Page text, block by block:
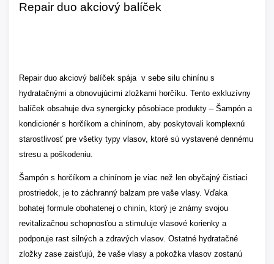
Repair duo akciový balíček
Repair duo akciový balíček spája v sebe silu chinínu s
hydratačnými a obnovujúcimi zložkami horčíku. Tento exkluzívny
balíček obsahuje dva synergicky pôsobiace produkty – Šampón a
kondicionér s horčíkom a chinínom, aby poskytovali komplexnú
starostlivosť pre všetky typy vlasov, ktoré sú vystavené dennému
stresu a poškodeniu.
Šampón s horčíkom a chinínom je viac než len obyčajný čistiaci
prostriedok, je to záchranný balzam pre vaše vlasy. Vďaka
bohatej formule obohatenej o chinín, ktorý je známy svojou
revitalizačnou schopnosťou a stimuluje vlasové korienky a
podporuje rast silných a zdravých vlasov. Ostatné hydratačné
zložky zase zaisťujú, že vaše vlasy a pokožka vlasov zostanú